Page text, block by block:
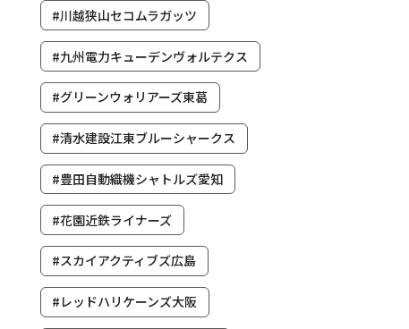
#川越狭山セコムラガッツ
#九州電力キューデンヴォルテクス
#グリーンウォリアーズ東葛
#清水建設江東ブルーシャークス
#豊田自動織機シャトルズ愛知
#花園近鉄ライナーズ
#スカイアクティブズ広島
#レッドハリケーンズ大阪